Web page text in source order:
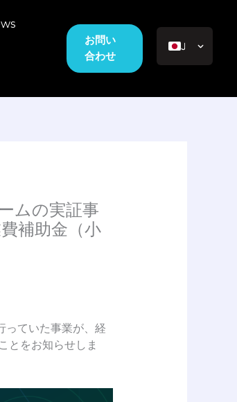
お問い
合わせ
EN_US
ムの実証事
補助金（小
ていた事業が、経
とをお知らせしま